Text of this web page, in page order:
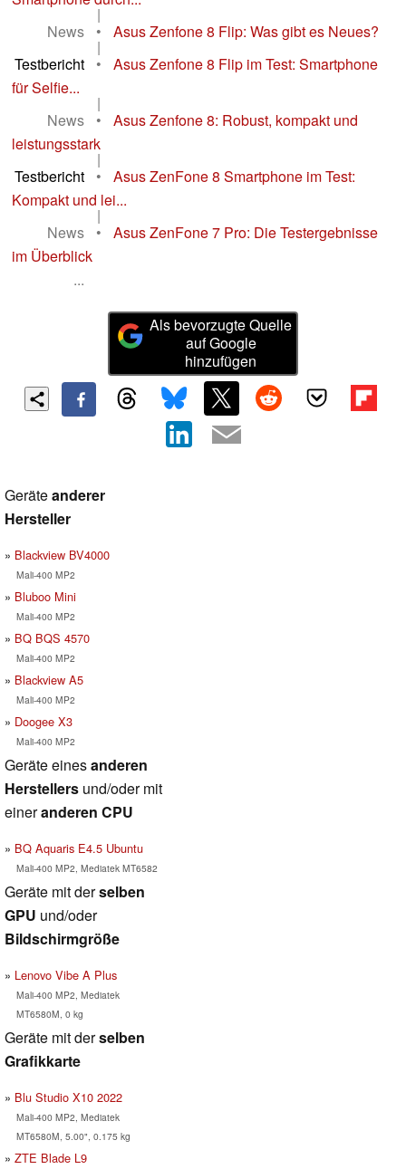
|
News
• Asus Zenfone 8 Flip: Was gibt es Neues?
|
Testbericht
•
Asus Zenfone 8 Flip im Test: Smartphone
für Selfie...
|
News
•
Asus Zenfone 8: Robust, kompakt und
leistungsstark
|
Testbericht
•
Asus ZenFone 8 Smartphone im Test:
Kompakt und lei...
|
News
•
Asus ZenFone 7 Pro: Die Testergebnisse
im Überblick
...
Als bevorzugte Quelle
auf Google
hinzufügen
Geräteanderer
Hersteller
Blackview BV4000
Mali-400 MP2
Bluboo Mini
Mali-400 MP2
BQ BQS 4570
Mali-400 MP2
Blackview A5
Mali-400 MP2
Doogee X3
Mali-400 MP2
Geräte einesanderen
Herstellers und/oder mit
eineranderen CPU
BQ Aquaris E4.5 Ubuntu
Mali-400 MP2, Mediatek MT6582
Geräte mit derselben
GPU und/oder
Bildschirmgröße
Lenovo Vibe A Plus
Mali-400 MP2, Mediatek
MT6580M, 0 kg
Geräte mit derselben
Grafikkarte
Blu Studio X10 2022
Mali-400 MP2, Mediatek
MT6580M, 5.00", 0.175 kg
ZTE Blade L9